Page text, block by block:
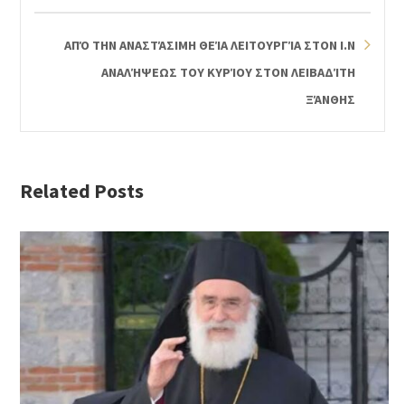
ΑΠΌ ΤΗΝ ΑΝΑΣΤΆΣΙΜΗ ΘΕΊΑ ΛΕΙΤΟΥΡΓΊΑ ΣΤΟΝ Ι.Ν
ΑΝΑΛΉΨΕΩΣ ΤΟΥ ΚΥΡΊΟΥ ΣΤΟΝ ΛΕΙΒΑΔΊΤΗ
ΞΆΝΘΗΣ
Related Posts